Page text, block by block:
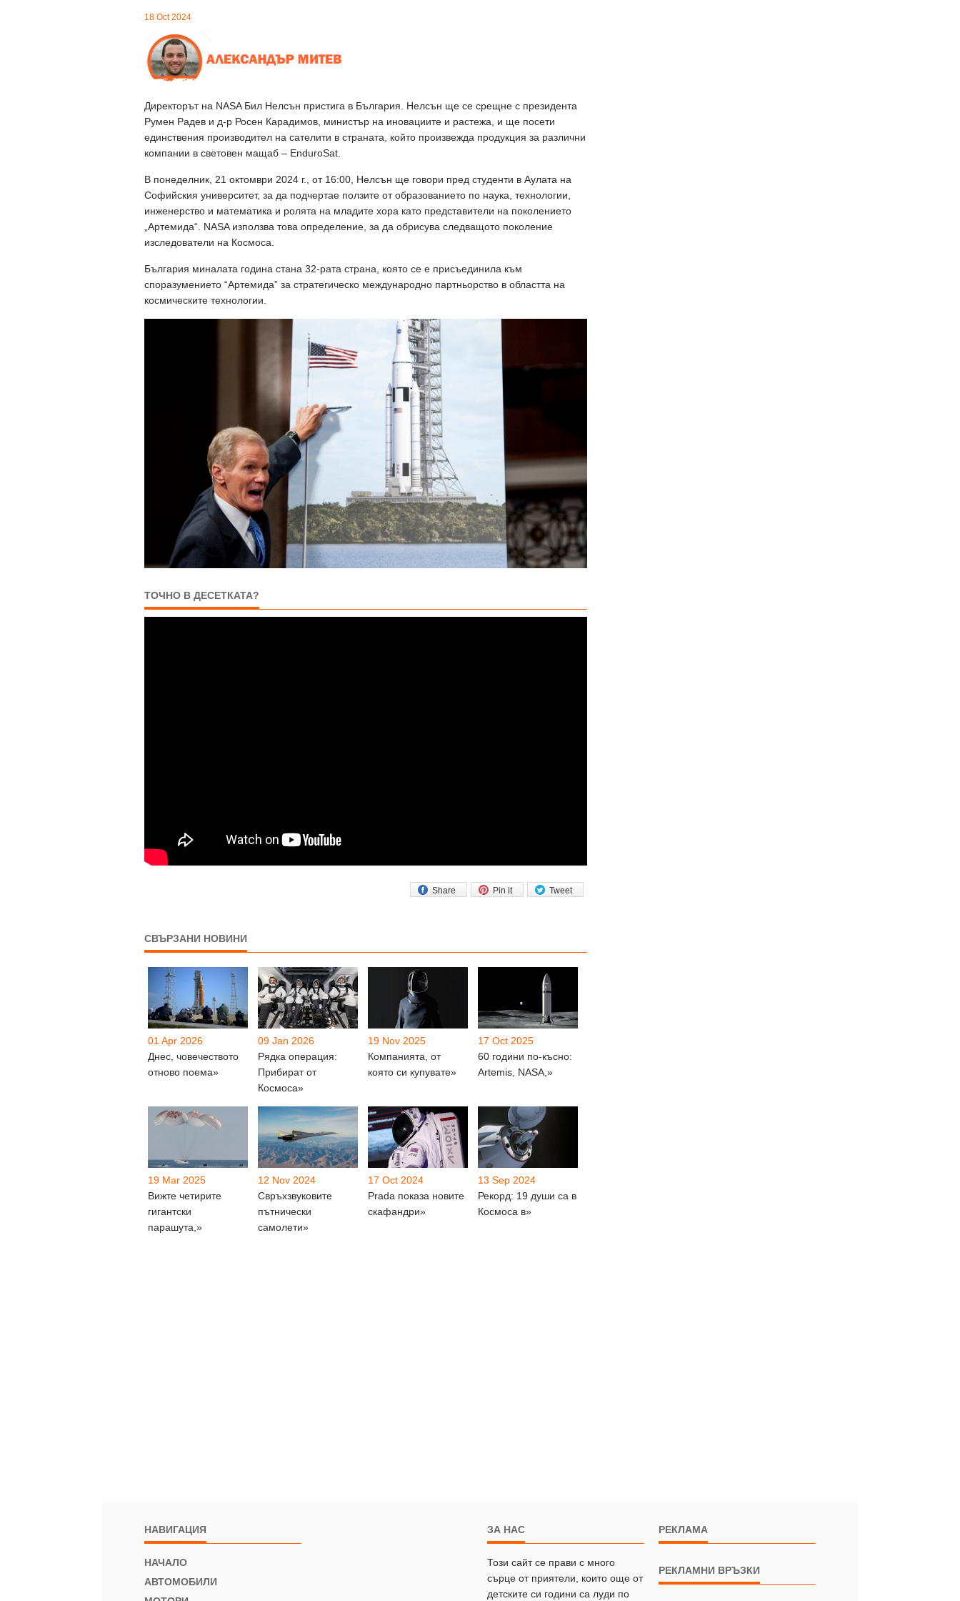
18 Oct 2024
Директорът на NASA Бил Нелсън пристига в България. Нелсън ще се срещне с президента
Румен Радев и д-р Росен Карадимов, министър на иновациите и растежа, и ще посети
единствения производител на сателити в страната, който произвежда продукция за различни
компании в световен мащаб – EnduroSat.
В понеделник, 21 октомври 2024 г., от 16:00, Нелсън ще говори пред студенти в Аулата на
Софийския университет, за да подчертае ползите от образованието по наука, технологии,
инженерство и математика и ролята на младите хора като представители на поколението
„Артемида“. NASA използва това определение, за да обрисува следващото поколение
изследователи на Космоса.
България миналата година стана 32-рата страна, която се е присъединила към
споразумението “Артемида” за стратегическо международно партньорство в областта на
космическите технологии.
ТОЧНО В ДЕСЕТКАТА?
Tweet
Pin it
Share
СВЪРЗАНИ НОВИНИ
01 Apr 2026
Днес, човечеството
отново поема»
09 Jan 2026
Рядка операция:
Прибират от
Космоса»
19 Nov 2025
Компанията, от
която си купувате»
17 Oct 2025
60 години по-късно:
Artemis, NASA,»
19 Mar 2025
Вижте четирите
гигантски
парашута,»
12 Nov 2024
Свръхзвуковите
пътнически
самолети»
17 Oct 2024
Prada показа новите
скафандри»
13 Sep 2024
Рекорд: 19 души са в
Космоса в»
НАВИГАЦИЯ
НАЧАЛО
АВТОМОБИЛИ
ЗА НАС
Този сайт се прави с много
сърце от приятели, които още от
детските си години са луди по
РЕКЛАМА
РЕКЛАМНИ ВРЪЗКИ